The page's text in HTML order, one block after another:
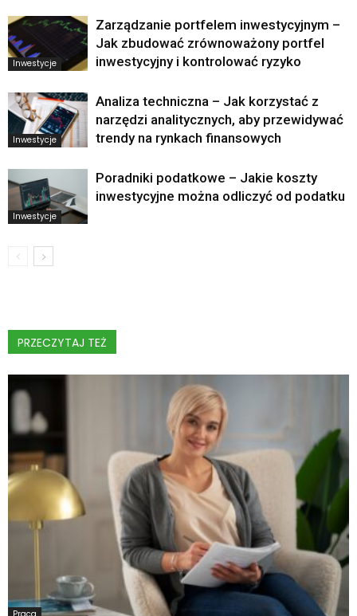
Inwestycje
Zarządzanie portfelem inwestycyjnym –
Jak zbudować zrównoważony portfel
inwestycyjny i kontrolować ryzyko
Inwestycje
Analiza techniczna – Jak korzystać z
narzędzi analitycznych, aby przewidywać
trendy na rynkach finansowych
Inwestycje
Poradniki podatkowe – Jakie koszty
inwestycyjne można odliczyć od podatku
PRZECZYTAJ TEŻ